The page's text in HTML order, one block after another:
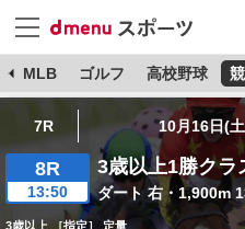
MLB ゴルフ 高校野球
7R 10月16日(
8R
13:50
3歳以上1勝クラ
ダート 右・1,900m
3歳以上 ［指定］ 定量